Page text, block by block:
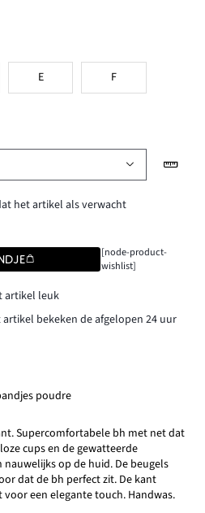
E F
het artikel als verwacht
[node-product-
wishlist]
artikel leuk
bekeken de afgelopen 24 uur
poudre
Supercomfortabele bh met net dat
cups en de gewatteerde
op de huid. De beugels
dat de bh perfect zit. De kant
een elegante touch. Handwas.